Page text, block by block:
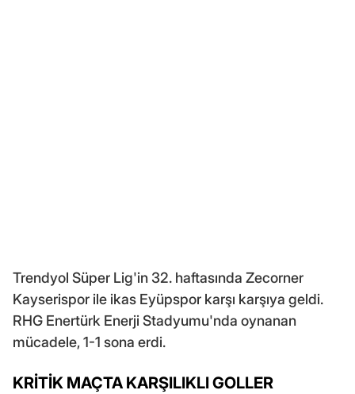
Trendyol Süper Lig'in 32. haftasında Zecorner
Kayserispor ile ikas Eyüpspor karşı karşıya geldi.
RHG Enertürk Enerji Stadyumu'nda oynanan
mücadele, 1-1 sona erdi.
KRİTİK MAÇTA KARŞILIKLI GOLLER